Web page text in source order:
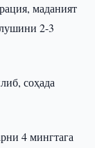
маданият
2-3
соҳада
4 мингтага